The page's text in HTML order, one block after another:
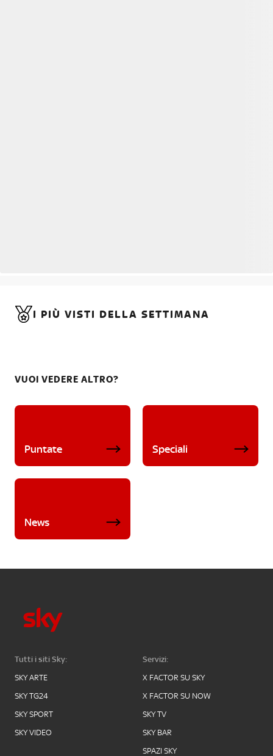
I PIÙ VISTI DELLA SETTIMANA
VUOI VEDERE ALTRO?
Puntate Speciali
News
Tutti i siti Sky:
SKY ARTE
SKY TG24
SKY SPORT
SKY VIDEO
Servizi:
X FACTOR SU SKY
X FACTOR SU NOW
SKY TV
SKY BAR
SPAZI SKY